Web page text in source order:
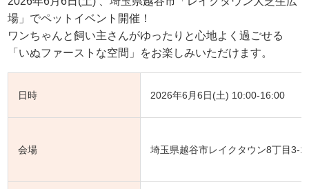
場」でペットイベント開催！
ワンちゃんと飼い主さんがゆったりと心地よく過ごせる
「いぬファーストな空間」をお楽しみいただけます。
日時 2026年6月6日(土) 10:00-16:00
会場 埼玉県越谷市レイクタウン8丁目3-